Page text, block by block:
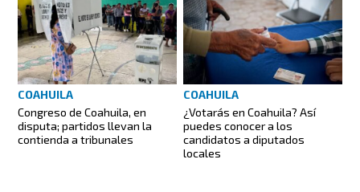
COAHUILA
Congreso de Coahuila, en
disputa; partidos llevan la
contienda a tribunales
COAHUILA
¿Votarás en Coahuila? Así
puedes conocer a los
candidatos a diputados
locales